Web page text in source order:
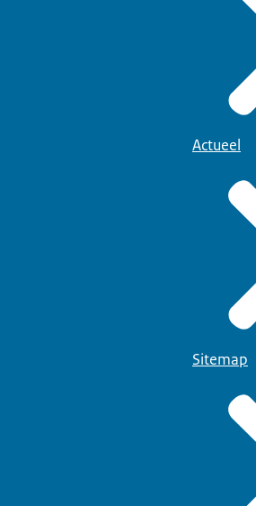
Actueel
Sitemap